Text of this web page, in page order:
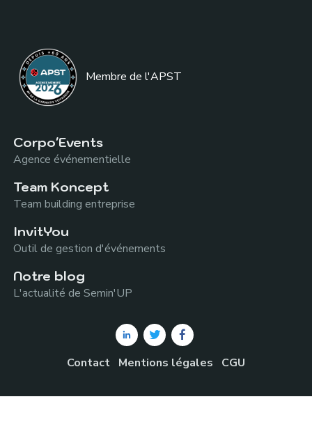
Membre de l'APST
Corpo'Events
Agence événementielle
Team Koncept
Team building entreprise
InvitYou
Outil de gestion d'événements
Notre blog
L'actualité de Semin'UP
Contact Mentions légales CGU